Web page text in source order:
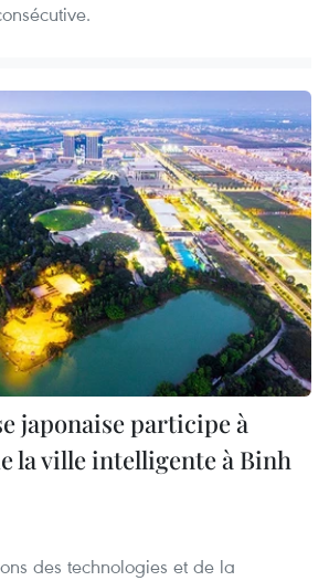
japonaise participe à
la ville intelligente à Binh
des technologies et de la